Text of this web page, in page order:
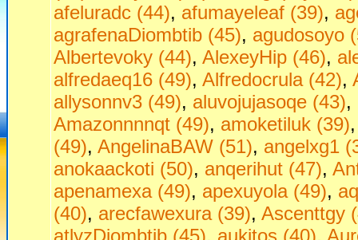
afeluradc (44), afumayeleaf (39),
agrafenaDiombtib (45), agudosoyo
Albertevoky (44), AlexeyHip (46),
alfredaeq16 (49), Alfredocrula (42),
allysonnv3 (49), aluvojujasoqe (43),
Amazonnnnqt (49), amoketiluk (39)
(49), AngelinaBAW (51), angelxg1
anokaackoti (50), anqerihut (47),
apenamexa (49), apexuyola (49),
(40), arecfawexura (39), Ascenttgy
atlyzDiombtib (45), aukitos (40),